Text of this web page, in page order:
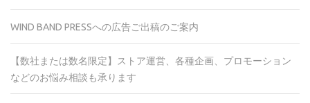
WIND BAND PRESSへの広告ご出稿のご案内
【数社または数名限定】ストア運営、各種企画、プロモーション
などのお悩み相談も承ります